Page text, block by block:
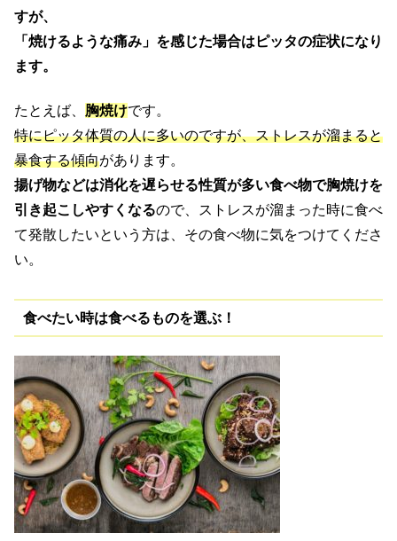
すが、
「焼けるような痛み」を感じた場合はピッタの症状になり
ます。
たとえば、 胸焼けです。
特にピッタ体質の人に多いのですが、ストレスが溜まると
暴食する傾向があります。
揚げ物などは消化を遅らせる性質が多い食べ物で胸焼けを
引き起こしやすくなるので、ストレスが溜まった時に食べ
て発散したいという方は、その食べ物に気をつけてくださ
い。
食べたい時は食べるものを選ぶ！